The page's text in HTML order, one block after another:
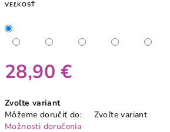
VEĽKOSŤ
28,90 €
cena:
Zvoľte variant
Môžeme doručiť do:
Zvoľte variant
Možnosti doručenia